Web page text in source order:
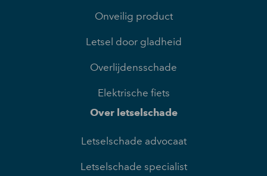
Onveilig product
Letsel door gladheid
Overlijdensschade
Elektrische fiets
Over letselschade
Letselschade advocaat
Letselschade specialist